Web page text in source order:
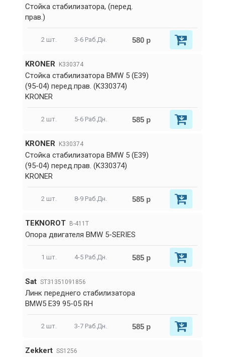
Стойка стабилизатора, (перед.
прав.)
2 шт. 3-6 Раб.Дн. 580 р
KRONER K330374
Стойка стабилизатора BMW 5 (E39)
(95-04) перед.прав. (K330374)
KRONER
2 шт. 5-6 Раб.Дн. 585 р
KRONER K330374
Стойка стабилизатора BMW 5 (E39)
(95-04) перед.прав. (K330374)
KRONER
2 шт. 8-9 Раб.Дн. 585 р
TEKNOROT B-411T
Опора двигателя BMW 5-SERIES
1 шт. 4-5 Раб.Дн. 585 р
Sat ST31351091856
Линк переднего стабилизатора
BMW5 E39 95-05 RH
2 шт. 3-7 Раб.Дн. 585 р
Zekkert SS1256